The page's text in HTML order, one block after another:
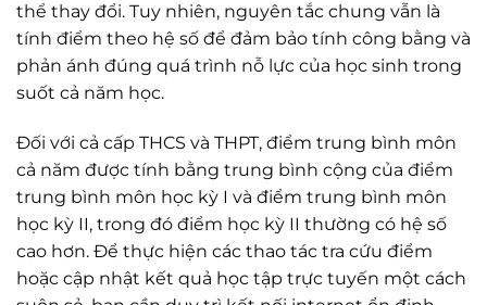
thể thay đổi. Tuy nhiên, nguyên tắc chung vẫn là
tính điểm theo hệ số để đảm bảo tính công bằng và
phản ánh đúng quá trình nỗ lực của học sinh trong
suốt cả năm học.
Đối với cả cấp THCS và THPT, điểm trung bình môn
cả năm được tính bằng trung bình cộng của điểm
trung bình môn học kỳ I và điểm trung bình môn
học kỳ II, trong đó điểm học kỳ II thường có hệ số
cao hơn. Để thực hiện các thao tác tra cứu điểm
hoặc cập nhật kết quả học tập trực tuyến một cách